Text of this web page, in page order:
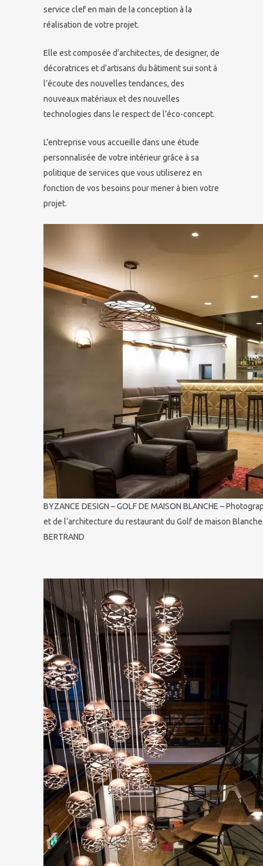
service clef en main de la conception à la
réalisation de votre projet.
Elle est composée d’architectes, de designer, de
décoratrices et d’artisans du bâtiment sui sont à
l’écoute des nouvelles tendances, des
nouveaux matériaux et des nouvelles
technologies dans le respect de l’éco-concept.
L’entreprise vous accueille dans une étude
personnalisée de votre intérieur grâce à sa
politique de services que vous utiliserez en
fonction de vos besoins pour mener à bien votre
projet.
BYZANCE DESIGN – GOLF DE MAISON BLANCHE –
et de l’architecture du restaurant du Golf de maison
BERTRAND